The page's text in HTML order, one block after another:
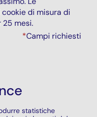
di misura di
25 mesi.
*Campi richiesti
statistiche